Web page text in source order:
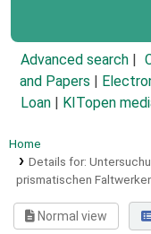
Advanced search
and Papers
Loan
KITopen
Home
Details for:
prismatischen
Normal view